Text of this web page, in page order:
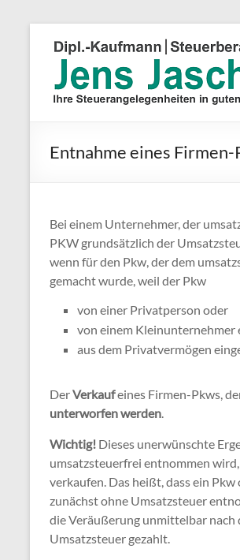
Entnahme eines
Bei einem Unternehmer, der
PKW grundsätzlich der
wenn für den Pkw, der dem
gemacht wurde, weil der Pkw
von einer Privatperson oder
von einem
aus dem Privatvermögen
DerVerkaufeines Firmen-Pkws,
unterworfen werden
Wichtig! Dieses unerwünschte
umsatzsteuerfrei entnommen
verkaufen. Das heißt, dass ein
zunächst ohne Umsatzsteuer
die Veräußerung unmittelbar nach
Umsatzsteuer gezahlt.